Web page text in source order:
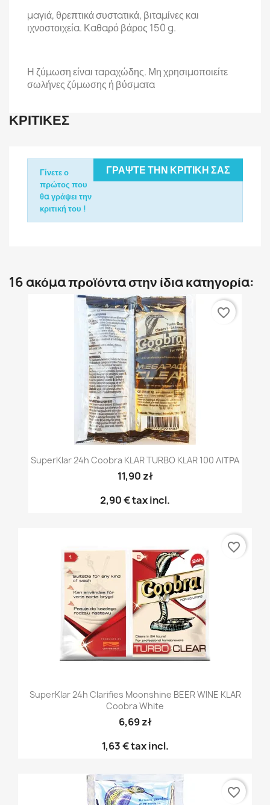
μαγιά, θρεπτικά συστατικά, βιταμίνες και
ιχνοστοιχεία. Καθαρό βάρος 150 g.
Η ζύμωση είναι ταραχώδης. Μη χρησιμοποιείτε
σωλήνες ζύμωσης ή βύσματα
ΚΡΙΤΙΚΈΣ
ΓΡΆΨΤΕ ΤΗΝ ΚΡΙΤΙΚΉ ΣΑΣ
Γίνετε ο
πρώτος που
θα γράψει την
κριτική του !
16 ακόμα προϊόντα στην ίδια κατηγορία:
SuperKlar 24h Coobra KLAR TURBO KLAR 100 ΛΙΤΡΑ
11,90 zł
2,90 €tax incl.
favorite_border
SuperKlar 24h Clarifies Moonshine BEER WINE KLAR
Coobra White
6,69 zł
1,63 €tax incl.
favorite_border
favorite_border